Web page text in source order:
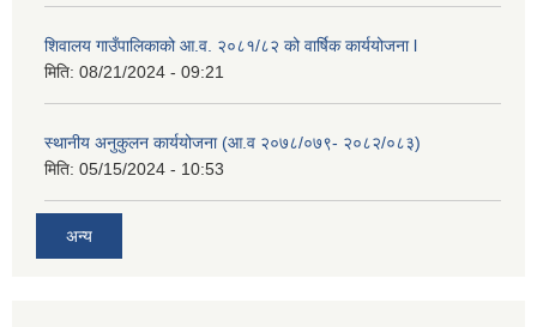
शिवालय गाउँपालिकाको आ.व. २०८१/८२ को वार्षिक कार्ययोजना l
मिति: 08/21/2024 - 09:21
स्थानीय अनुकुलन कार्ययोजना (आ.व २०७८/०७९- २०८२/०८३)
मिति: 05/15/2024 - 10:53
अन्य